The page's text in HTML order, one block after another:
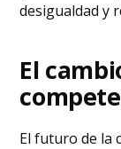
desigualdad y
El
El futuro de la